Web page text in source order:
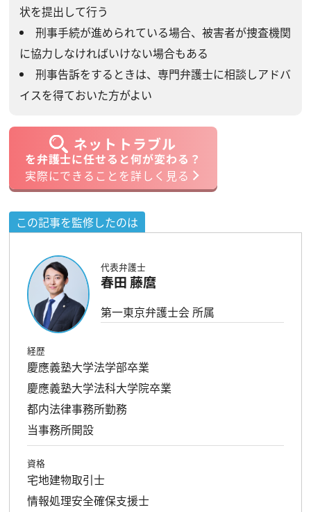
状を提出して行う
刑事手続が進められている場合、被害者が捜査機関
に協力しなければいけない場合もある
刑事告訴をするときは、専門弁護士に相談しアドバ
イスを得ておいた方がよい
ネットトラブル
を弁護士に任せると何が変わる？
実際にできることを詳しく見る
この記事を監修したのは
代表弁護士
春田 藤麿
第一東京弁護士会 所属
経歴
慶應義塾大学法学部卒業
慶應義塾大学法科大学院卒業
都内法律事務所勤務
当事務所開設
資格
宅地建物取引士
情報処理安全確保支援士